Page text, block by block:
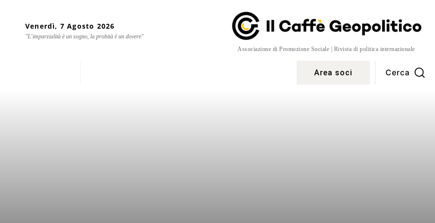
Venerdì, 7 Agosto 2026
"L'imparzialità è un sogno, la probità è un dovere"
Associazione di Promozione Sociale | Rivista di politica internazionale
Area soci Cerca